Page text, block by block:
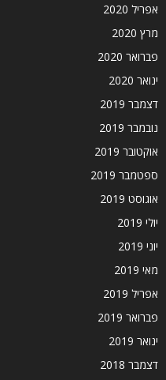
אפריל 2020
מרץ 2020
פברואר 2020
ינואר 2020
דצמבר 2019
נובמבר 2019
אוקטובר 2019
ספטמבר 2019
אוגוסט 2019
יולי 2019
יוני 2019
מאי 2019
אפריל 2019
פברואר 2019
ינואר 2019
דצמבר 2018